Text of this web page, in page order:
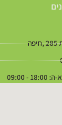
09:00